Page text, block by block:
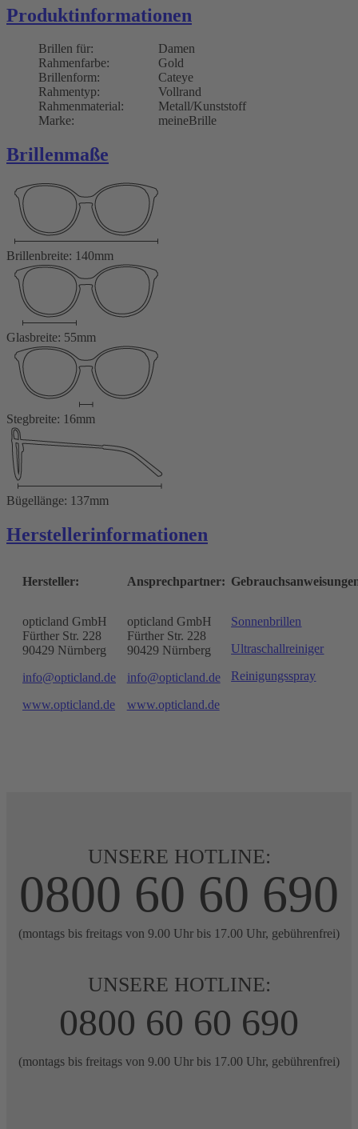
Produktinformationen
Brillen für:
Damen
Rahmenfarbe:
Gold
Brillenform:
Cateye
Rahmentyp:
Vollrand
Rahmenmaterial:
Metall/Kunststoff
Marke:
meineBrille
Brillenmaße
Brillenbreite: 140mm
Glasbreite: 55mm
Stegbreite: 16mm
Bügellänge: 137mm
Herstellerinformationen
Hersteller:
opticland GmbH
Fürther Str. 228
90429 Nürnberg
info@opticland.de
www.opticland.de
Ansprechpartner:
opticland GmbH
Fürther Str. 228
90429 Nürnberg
info@opticland.de
www.opticland.de
Sonnenbrillen
Ultraschallreiniger
Reinigungsspray
UNSERE HOTLINE:
0800 60 60 690
(montags bis freitags von 9.00 Uhr bis 17.00 Uhr, gebührenfrei)
UNSERE HOTLINE:
0800 60 60 690
(montags bis freitags von 9.00 Uhr bis 17.00 Uhr, gebührenfrei)